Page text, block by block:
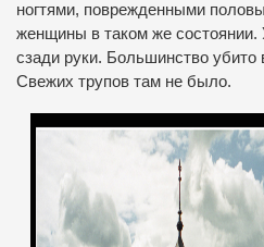
ногтями, поврежденными
женщины в таком же состоянии.
сзади руки. Большинство
Свежих трупов там не было.